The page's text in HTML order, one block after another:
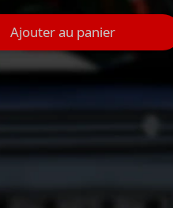
Ajouter au panier